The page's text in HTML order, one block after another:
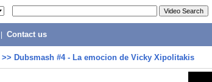
Contact us
>> Dubsmash #4 - La emocion de Vicky Xipolitakis